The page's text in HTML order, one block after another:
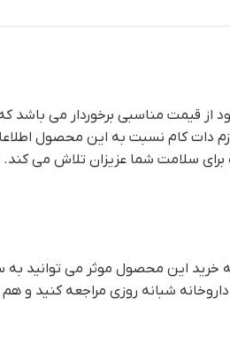
از قیمت مناسبی برخوردار می
دات کام نسبت به این محصول
سلامت شما عزیزان تلاش می کند.
این محصول موثر می توانید به